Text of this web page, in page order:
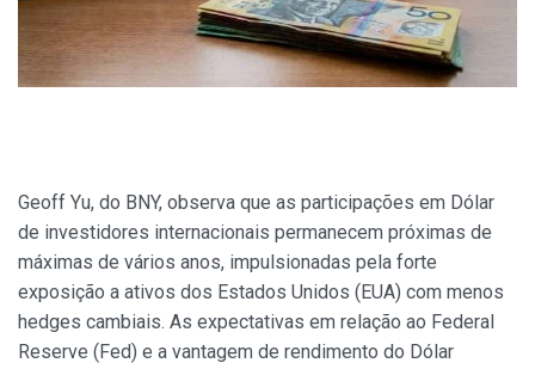
Geoff Yu, do BNY, observa que as participações em Dólar
de investidores internacionais permanecem próximas de
máximas de vários anos, impulsionadas pela forte
exposição a ativos dos Estados Unidos (EUA) com menos
hedges cambiais. As expectativas em relação ao Federal
Reserve (Fed) e a vantagem de rendimento do Dólar